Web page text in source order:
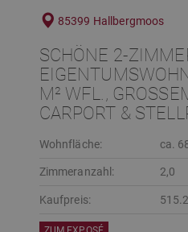
85399 Hallbergmoos
SCHÖNE 2-
M² WFL.,
ARPORT &
Wohnfläche: ca.
Zimmeranzahl: 2,0
Kaufpreis: